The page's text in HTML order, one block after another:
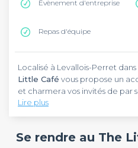
Évènement d'entreprise
Repas d'équipe
Localisé à Levallois-Perret
Little Café vous propose un
et charmera vos invités de par
atypique.
Le midi, vous aurez l'occasion
formules vous sont également
Lire plus
Se rendre au The